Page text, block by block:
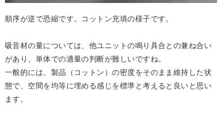
順序が逆で恐縮です。コットン充填の様子です。
吸音材の量については、他ユニットの鳴り具合との兼ね合い
があり、単体での適量の判断が難しいですね。
一般的には、製品（コットン）の密度をそのまま維持した状
態で、空間を均等に埋める感じを標準と考えると良いと思い
ます。